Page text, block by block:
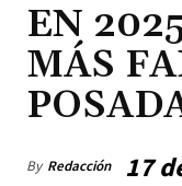
EN
MÁS
By Redacción 17